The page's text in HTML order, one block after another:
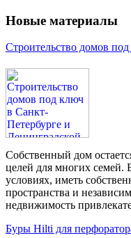
Новые материалы
Строительство домов
Собственный дом
целей для многих
условиях, иметь
пространства и
недвижимость
Буры Hilti для